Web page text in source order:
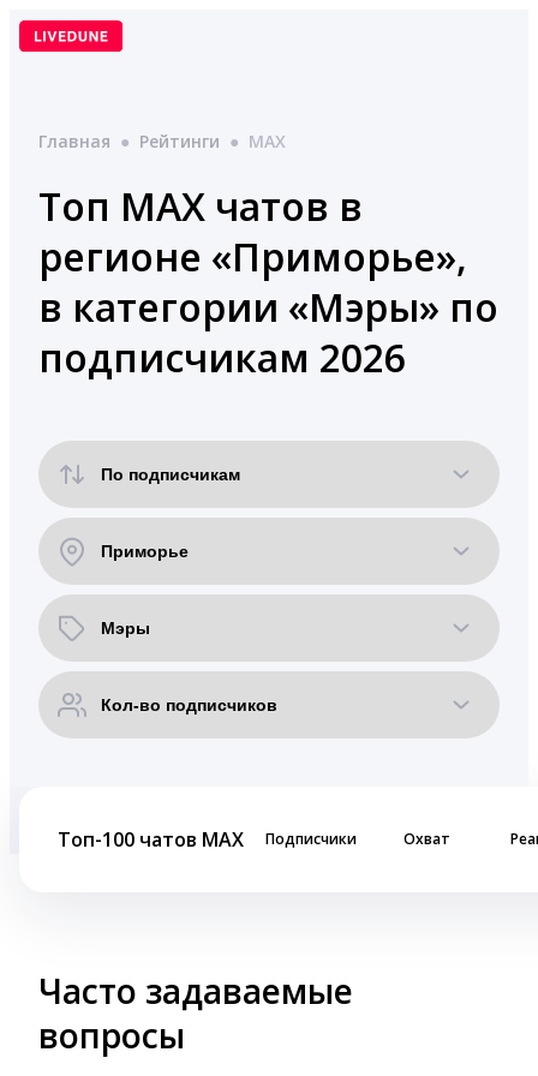
Перейти
Главная ● Рейтинги ● MAX
Топ MAX чатов в
регионе «Приморье»,
в категории «Мэры» по
подписчикам 2026
Топ-100 чатов MAX Подписчики Охват
Часто задаваемые
вопросы